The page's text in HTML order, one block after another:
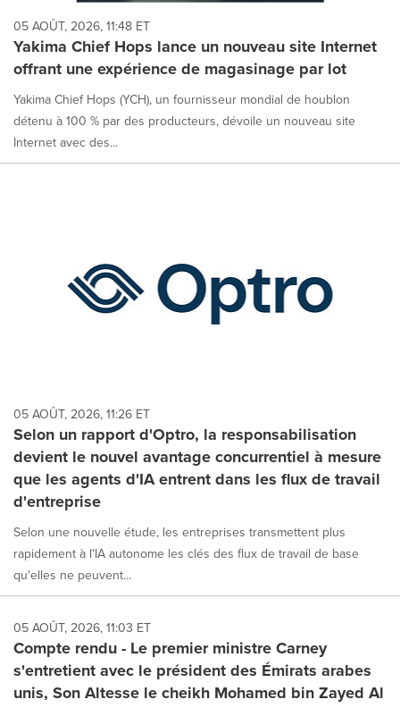
05 AOÛT, 2026, 11:48 ET
Yakima Chief Hops lance un nouveau site Internet
offrant une expérience de magasinage par lot
Yakima Chief Hops (YCH), un fournisseur mondial de houblon
détenu à 100 % par des producteurs, dévoile un nouveau site
Internet avec des...
05 AOÛT, 2026, 11:26 ET
Selon un rapport d'Optro, la responsabilisation
devient le nouvel avantage concurrentiel à mesure
que les agents d'IA entrent dans les flux de travail
d'entreprise
Selon une nouvelle étude, les entreprises transmettent plus
rapidement à l'IA autonome les clés des flux de travail de base
qu'elles ne peuvent...
05 AOÛT, 2026, 11:03 ET
Compte rendu - Le premier ministre Carney
s'entretient avec le président des Émirats arabes
unis, Son Altesse le cheikh Mohamed bin Zayed Al